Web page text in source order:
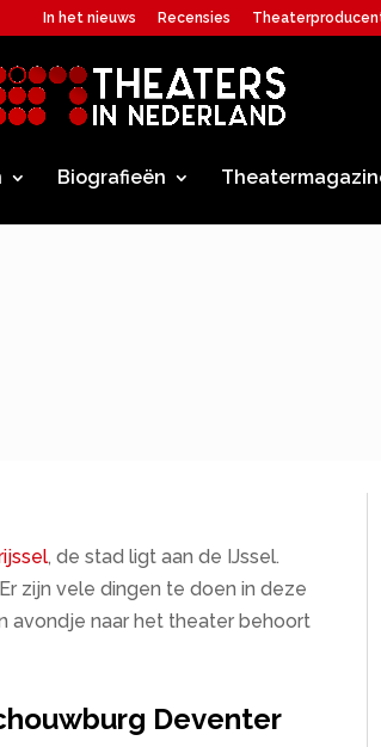
In het nieuws Recensies
Biografieën
, de stad ligt aan de IJssel.
zijn vele dingen te doen in deze
avondje naar het theater behoort
Deventer